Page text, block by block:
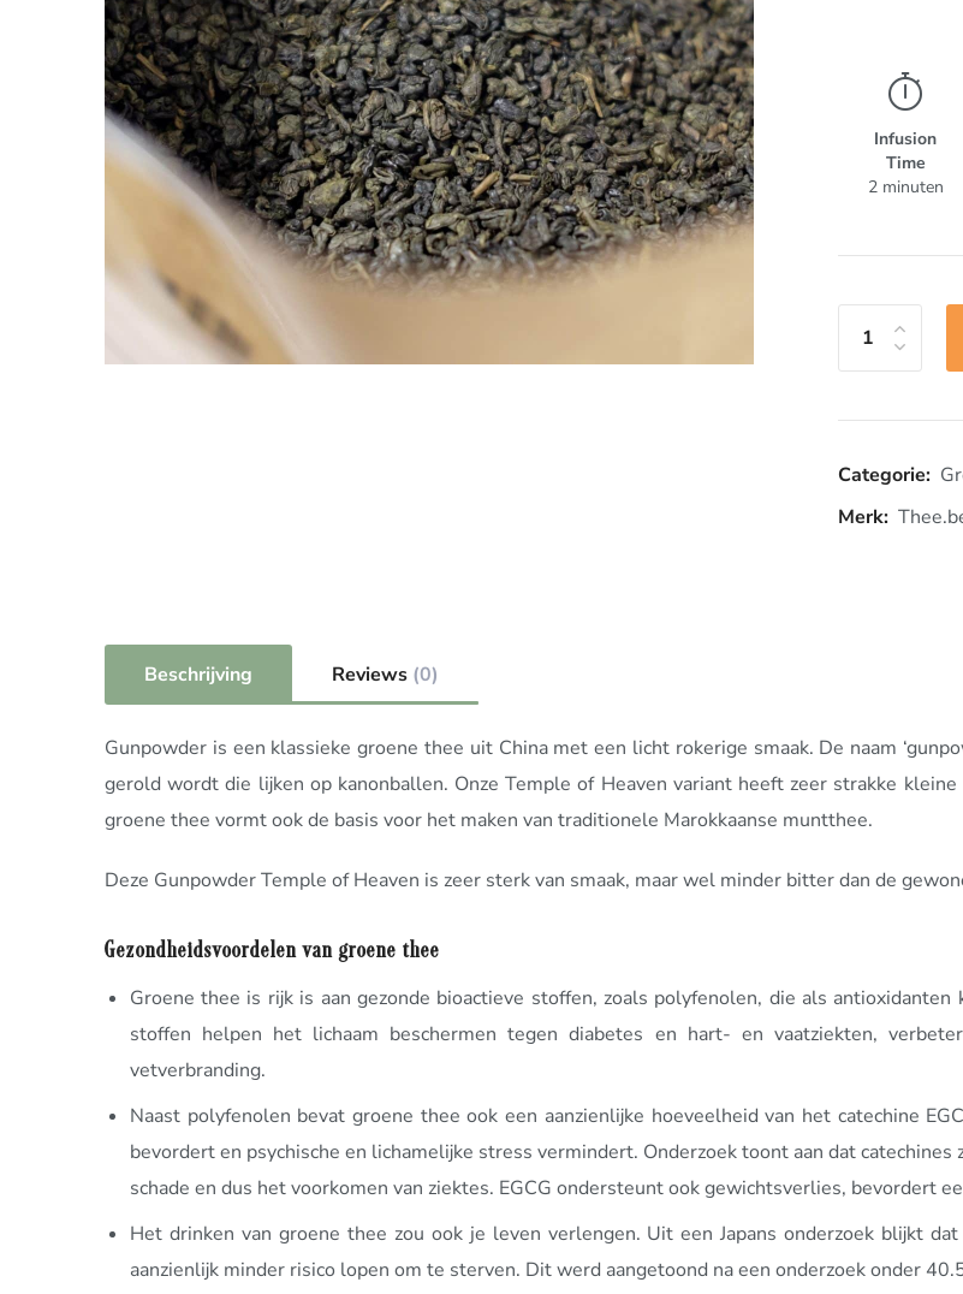
Infusion
Time
2 minuten
Categorie:
Merk:
Beschrijving Reviews (0)
Gunpowder is een klassieke groene thee uit China met een licht rokerige smaak. De naam
gerold wordt die lijken op kanonballen. Onze Temple of Heaven variant heeft zeer strakke
groene thee vormt ook de basis voor het maken van traditionele Marokkaanse muntthee.
Deze Gunpowder Temple of Heaven is zeer sterk van smaak, maar wel minder bitter dan de
Gezondheidsvoordelen van groene thee
Groene thee is rijk is aan gezonde bioactieve stoffen, zoals polyfenolen, die als
stoffen helpen het lichaam beschermen tegen diabetes en hart- en vaatziekten,
vetverbranding.
Naast polyfenolen bevat groene thee ook een aanzienlijke hoeveelheid van het catechine
bevordert en psychische en lichamelijke stress vermindert. Onderzoek toont aan dat
schade en dus het voorkomen van ziektes. EGCG ondersteunt ook gewichtsverlies, bevordert
Het drinken van groene thee zou ook je leven verlengen. Uit een Japans onderzoek blijkt
aanzienlijk minder risico lopen om te sterven. Dit werd aangetoond na een onderzoek onder